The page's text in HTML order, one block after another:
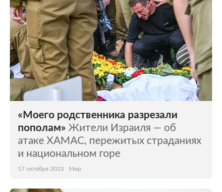
«Моего родственника разрезали
пополам» Жители Израиля — об
атаке ХАМАС, пережитых страданиях
и национальном горе
17 октября 2023 Мир